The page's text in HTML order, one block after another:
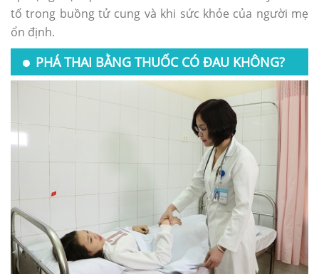
tổ trong buồng tử cung và khi sức khỏe của người mẹ
ổn định.
PHÁ THAI BẰNG THUỐC CÓ ĐAU KHÔNG?